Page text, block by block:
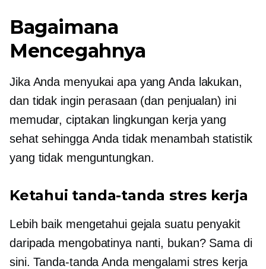
Bagaimana
Mencegahnya
Jika Anda menyukai apa yang Anda lakukan,
dan tidak ingin perasaan (dan penjualan) ini
memudar, ciptakan lingkungan kerja yang
sehat sehingga Anda tidak menambah statistik
yang tidak menguntungkan.
Ketahui tanda-tanda stres kerja
Lebih baik mengetahui gejala suatu penyakit
daripada mengobatinya nanti, bukan? Sama di
sini. Tanda-tanda Anda mengalami stres kerja